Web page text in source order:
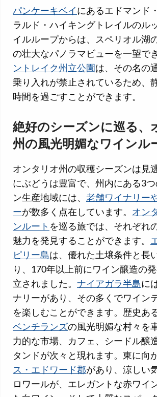
パンケーキベイにあるエドマンド
ラルド・ハイキングトレイルのル
イルループからは、スペリオル湖
の壮大なパノラマビューを一望で
ントレイク州立公園は、その名の
乗り入れが禁止されているため、
時間を過ごすことができます。
絶好のシーズンに巡る、
州の風光明媚なワインル
オンタリオ州の収穫シーズンは見
にぶどうは豊富で、州内にある3
ン生産地域には、 老舗ワイナリー
ーが数多く点在しています。 オン
ンルート を巡る旅では、それぞれ
魅力を発見することができます。
ピリー島は、優れた土壌条件と長
り、170年以上前にワイン醸造の
立されました。 ナイアガラ半島に
ナリーがあり、その多くでワイン
を楽しむことができます。歴史あ
ベンチランズの風光明媚な村々を
力的な市場、カフェ、シードル醸
タンドが次々と現れます。東に向
ス・エドワード郡があり、涼しい
ロワールが、エレガントな赤ワイ